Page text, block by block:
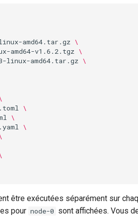
amd64.tar.gz \
amd64-v1.6.2.tgz \
linux-amd64.tar.gz \
\
\
\
être exécutées séparément sur
pour node-0 sont affichées. Vous